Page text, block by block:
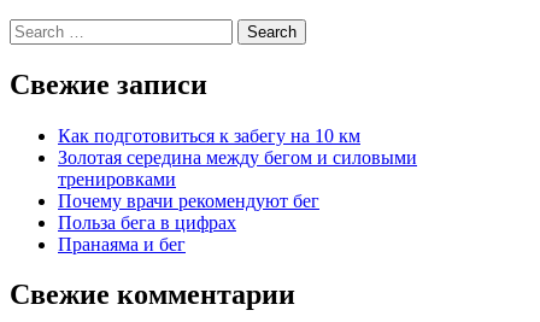
Search
for:
Свежие записи
Как подготовиться к забегу на 10 км
Золотая середина между бегом и силовыми
тренировками
Почему врачи рекомендуют бег
Польза бега в цифрах
Пранаяма и бег
Свежие комментарии